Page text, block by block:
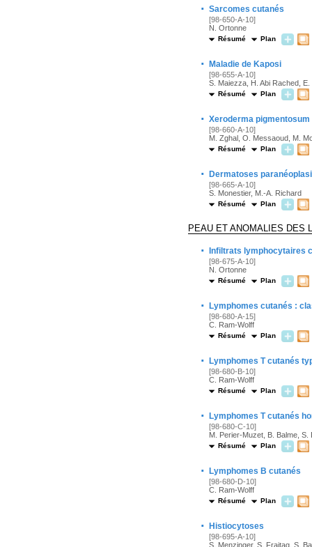
· Sarcomes cutanés
[98-650-A-10]
N. Ortonne
Résumé Plan
· Maladie de Kaposi
[98-655-A-10]
S. Maiezza, H. Abi Rached,
Résumé Plan
· Xeroderma pigmentosum
[98-660-A-10]
M. Zghal, O. Messaoud, M.
Résumé Plan
· Dermatoses
[98-665-A-10]
S. Monestier, M.-A. Richard
Résumé Plan
PEAU ET ANOMALIES DES
· Infiltrats lymphocytaires
[98-675-A-10]
N. Ortonne
Résumé Plan
· Lymphomes cutanés :
[98-680-A-15]
C. Ram-Wolff
Résumé Plan
· Lymphomes T cutanés
[98-680-B-10]
C. Ram-Wolff
Résumé Plan
· Lymphomes T cutanés
[98-680-C-10]
M. Perier-Muzet, B. Balme, S.
Résumé Plan
· Lymphomes B cutanés
[98-680-D-10]
C. Ram-Wolff
Résumé Plan
· Histiocytoses
[98-695-A-10]
S. Menzinger, S. Fraitag, S.